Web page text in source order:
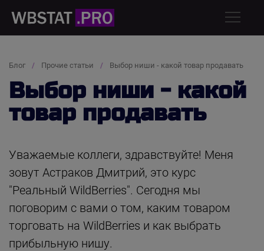
Блог Прочие статьи Выбор ниши - какой товар продавать
Выбор ниши - какой
товар продавать
Уважаемые коллеги, здравствуйте! Меня
зовут Астраков Дмитрий, это курс
"Реальный WildBerries". Сегодня мы
поговорим с вами о том, каким товаром
торговать на WildBerries и как выбрать
прибыльную нишу.